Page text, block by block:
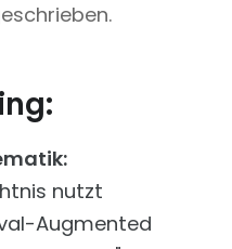
nutzt
Augmented